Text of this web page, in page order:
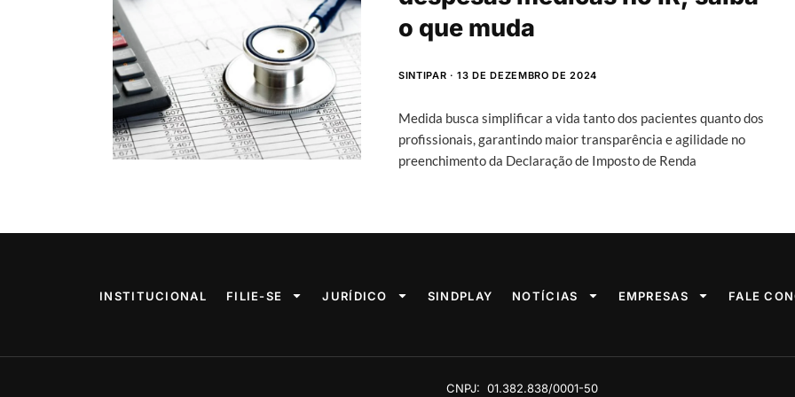
o que muda
SINTIPAR 13 DE DEZEMBRO DE 2024
Medida busca simplificar a vida tanto dos pacientes quanto dos
profissionais, garantindo maior transparência e agilidade no
preenchimento da Declaração de Imposto de Renda
INSTITUCIONAL FILIE-SE JURÍDICO SINDPLAY NOTÍCIAS EMPRESAS FALE
CNPJ: 01.382.838/0001-50